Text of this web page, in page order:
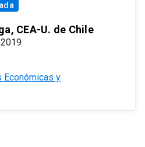
CEA-U. de Chile
Económicas y